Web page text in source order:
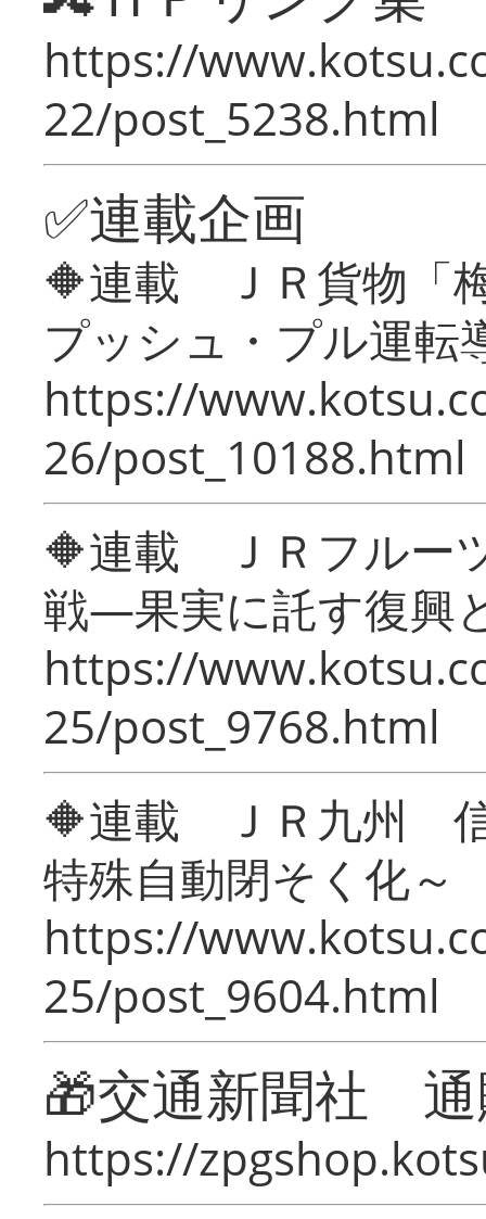
https://
22/post_5238.html
✅連載企画
🔶連載 ＪＲ貨物「
プッシュ・プル運転
https://
26/post_10188.html
🔶連載 ＪＲフルー
戦―果実に託す復興
https://
25/post_9768.html
🔶連載 ＪＲ九州 信
特殊自動閉そく化～
https://
25/post_9604.html
🎁交通新聞社
https://